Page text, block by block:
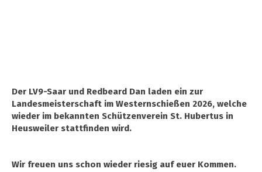
Der LV9-Saar und Redbeard Dan laden ein zur
Landesmeisterschaft im Westernschießen 2026, welche
wieder im bekannten Schützenverein St. Hubertus in
Heusweiler stattfinden wird.
Wir freuen uns schon wieder riesig auf euer Kommen.